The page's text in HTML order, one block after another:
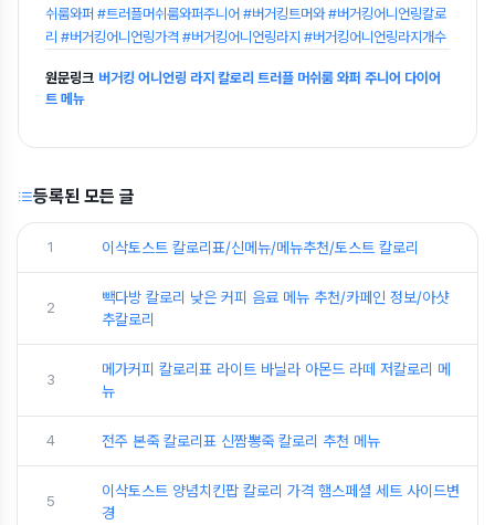
쉬룸와퍼 #트러플머쉬룸와퍼주니어 #버거킹트머와 #버거킹어니언링칼로
리 #버거킹어니언링가격 #버거킹어니언링라지 #버거킹어니언링라지개수
원문링크 버거킹 어니언링 라지 칼로리 트러플 머쉬룸 와퍼 주니어 다이어
트 메뉴
등록된 모든 글
1 이삭토스트 칼로리표/신메뉴/메뉴추천/토스트 칼로리
2
빽다방 칼로리 낮은 커피 음료 메뉴 추천/카페인 정보/아샷
추칼로리
3
메가커피 칼로리표 라이트 바닐라 아몬드 라떼 저칼로리 메
뉴
4 전주 본죽 칼로리표 신짬뽕죽 칼로리 추천 메뉴
5
이삭토스트 양념치킨팝 칼로리 가격 햄스페셜 세트 사이드변
경